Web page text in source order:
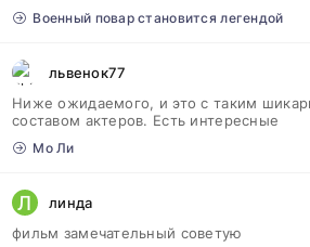
Военный повар становится легендой
львенок77
Ниже ожидаемого, и это с таким
составом актеров. Есть интересные
Мо Ли
Л линда
фильм замечательный советую